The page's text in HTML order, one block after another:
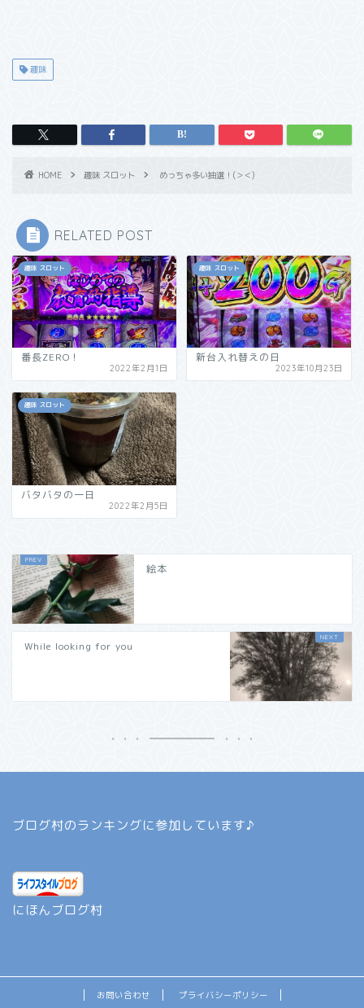
趣味
HOME 趣味 スロット めっちゃ多い抽選！(＞＜)
RELATED POST
趣味 スロット
番長ZERO！
2022年2月1日
趣味 スロット
新台入れ替えの日
2023年10月23日
趣味 スロット
バタバタの一日
2022年2月5日
絵本
While looking for you
ブログ村のランキングに参加しています♪
にほんブログ村
お問い合わせ プライバシーポリシー